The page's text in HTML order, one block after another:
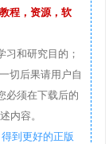
程，资源，软
和研究目的；
切后果请用户自
必须在下载后的
内容。
到更好的正版